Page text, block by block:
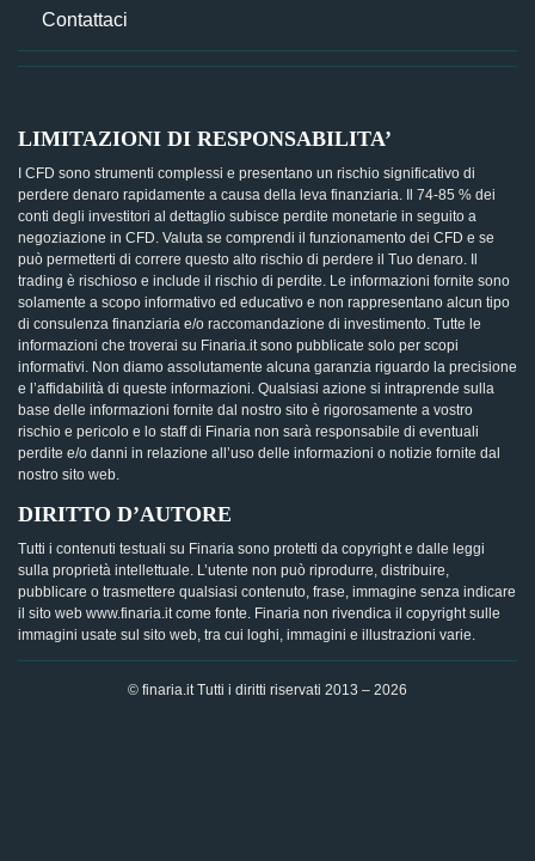
Contattaci
LIMITAZIONI DI RESPONSABILITA’
I CFD sono strumenti complessi e presentano un rischio significativo di
perdere denaro rapidamente a causa della leva finanziaria. Il 74-85 % dei
conti degli investitori al dettaglio subisce perdite monetarie in seguito a
negoziazione in CFD. Valuta se comprendi il funzionamento dei CFD e se
può permetterti di correre questo alto rischio di perdere il Tuo denaro. Il
trading è rischioso e include il rischio di perdite. Le informazioni fornite sono
solamente a scopo informativo ed educativo e non rappresentano alcun tipo
di consulenza finanziaria e/o raccomandazione di investimento. Tutte le
informazioni che troverai su Finaria.it sono pubblicate solo per scopi
informativi. Non diamo assolutamente alcuna garanzia riguardo la precisione
e l’affidabilità di queste informazioni. Qualsiasi azione si intraprende sulla
base delle informazioni fornite dal nostro sito è rigorosamente a vostro
rischio e pericolo e lo staff di Finaria non sarà responsabile di eventuali
perdite e/o danni in relazione all’uso delle informazioni o notizie fornite dal
nostro sito web.
DIRITTO D’AUTORE
Tutti i contenuti testuali su Finaria sono protetti da copyright e dalle leggi
sulla proprietà intellettuale. L’utente non può riprodurre, distribuire,
pubblicare o trasmettere qualsiasi contenuto, frase, immagine senza indicare
il sito web www.finaria.it come fonte. Finaria non rivendica il copyright sulle
immagini usate sul sito web, tra cui loghi, immagini e illustrazioni varie.
© finaria.it Tutti i diritti riservati 2013 – 2026